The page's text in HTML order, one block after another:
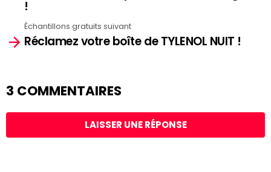
!
Échantillons gratuits suivant
Réclamez votre boîte de TYLENOL NUIT !
3 COMMENTAIRES
LAISSER UNE RÉPONSE